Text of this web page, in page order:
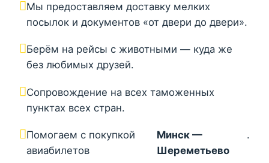
Мы предоставляем доставку мелких
посылок и документов «от двери до двери».
Берём на рейсы с животными — куда же
без любимых друзей.
Сопровождение на всех таможенных
пунктах всех стран.
Помогаем с покупкой
авиабилетов
Минск —
Шереметьево
.